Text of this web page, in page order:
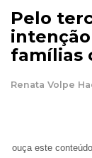
Pelo
famílias
Renata Volpe
ouça este conteúdo